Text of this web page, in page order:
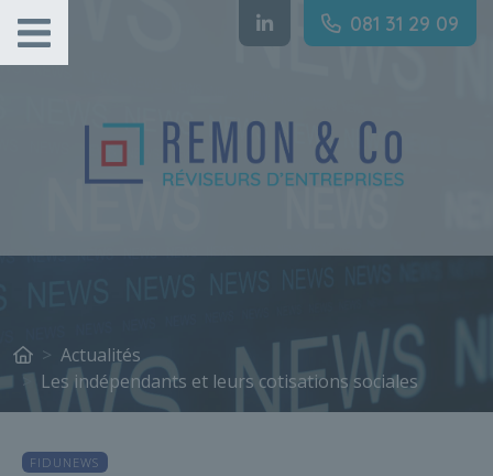
081 31 29 09
Actualités
Les indépendants et leurs cotisations sociales
FIDUNEWS
Gestion des cookies